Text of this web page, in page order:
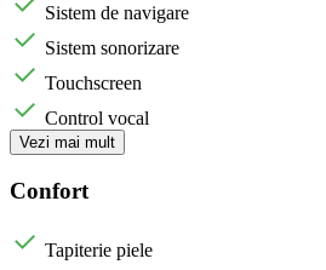
Sistem de navigare
Sistem sonorizare
Touchscreen
Control vocal
Vezi mai mult
Confort
Tapiterie piele